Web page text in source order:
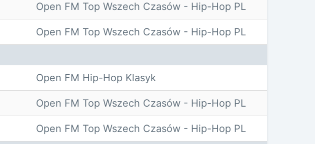
Open FM Top Wszech Czasów - Hip-Hop PL
Open FM Top Wszech Czasów - Hip-Hop PL
Open FM Hip-Hop Klasyk
Open FM Top Wszech Czasów - Hip-Hop PL
Open FM Top Wszech Czasów - Hip-Hop PL